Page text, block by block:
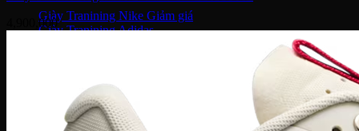
Giày Tranining Nike
Giày Tranining Adidas
Giày leo núi adidas
Giày leo núi Nike
4,900,000